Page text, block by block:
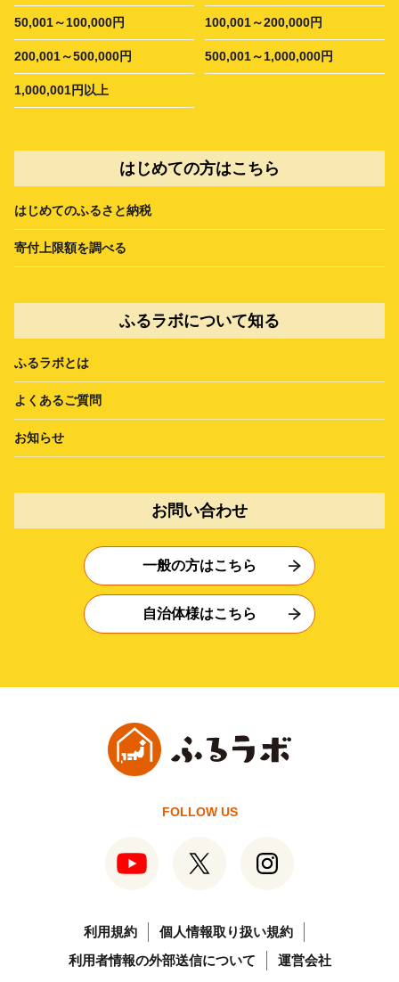
50,001～100,000円 100,001～200,000円
200,001～500,000円 500,001～1,000,000円
1,000,001円以上
はじめての方はこちら
はじめてのふるさと納税
寄付上限額を調べる
ふるラボについて知る
ふるラボとは
よくあるご質問
お知らせ
お問い合わせ
一般の方はこちら
自治体様はこちら
FOLLOW US
利用規約
個人情報取り扱い規約
利用者情報の外部送信について
運営会社